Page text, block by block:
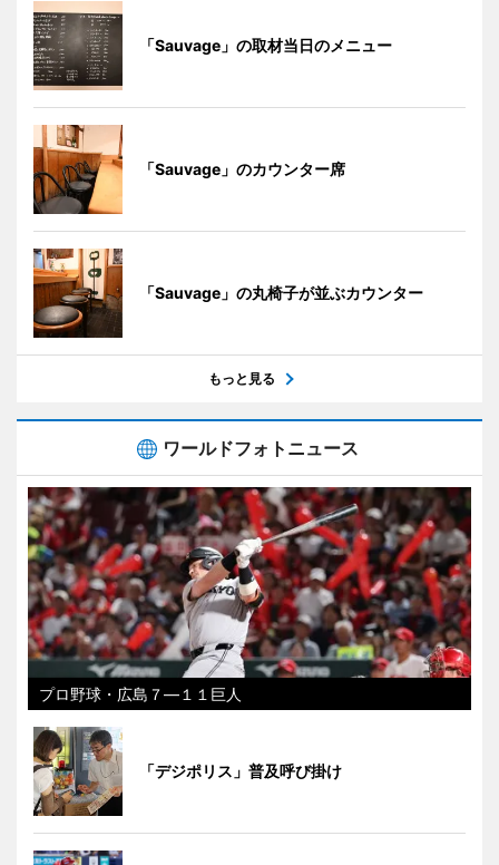
「Sauvage」の取材当日のメニュー
「Sauvage」のカウンター席
「Sauvage」の丸椅子が並ぶカウンター
もっと見る
ワールドフォトニュース
プロ野球・広島７―１１巨人
「デジポリス」普及呼び掛け